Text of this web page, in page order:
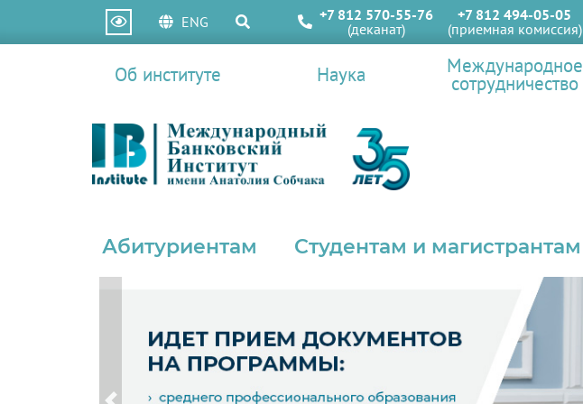
ENG
+7 812 570-55-76
(деканат)
+7 812 494-05-05
(приемная комиссия)
Об институте Наука Международное
сотрудничество
Абитуриентам Студентам и магистрантам